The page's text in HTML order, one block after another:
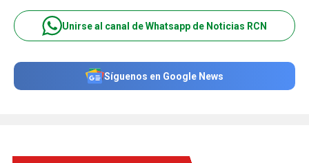
Unirse al canal de Whatsapp de Noticias RCN
Síguenos en Google News